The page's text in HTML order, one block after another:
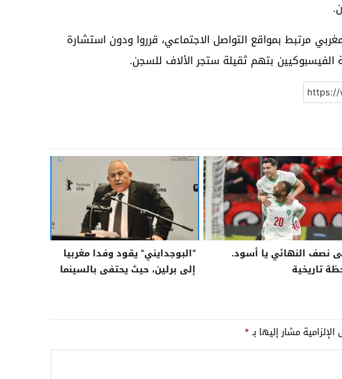
وفِي غفلة من 16 مليون مغربي مرتبط بمواقع التواصل الاجتماعي، قرروا ودون استشارة
الفيسبوكيين بتهم ثقيلة ستجر الألاف للسجن.
نصف النهائي يا أسود.
تاريخية
“البوجدايني” يقود وفدا مغربيا
إلى برلين، حيث يحتفى بالسينما
الإلزامية مشار إليها بـ*